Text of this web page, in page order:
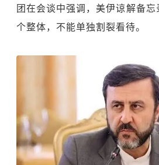
团在会谈中强调，美伊谅解备
个整体，不能单独割裂看待。